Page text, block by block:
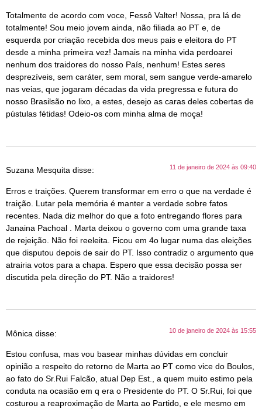
Totalmente de acordo com voce, Fessô Valter! Nossa, pra lá de
totalmente! Sou meio jovem ainda, não filiada ao PT e, de
esquerda por criação recebida dos meus pais e eleitora do PT
desde a minha primeira vez! Jamais na minha vida perdoarei
nenhum dos traidores do nosso País, nenhum! Estes seres
desprezíveis, sem caráter, sem moral, sem sangue verde-amarelo
nas veias, que jogaram décadas da vida pregressa e futura do
nosso Brasilsão no lixo, a estes, desejo as caras deles cobertas de
pústulas fétidas! Odeio-os com minha alma de moça!
Suzana Mesquita disse: 11 de janeiro de 2024 às 09:40
Erros e traições. Querem transformar em erro o que na verdade é
traição. Lutar pela memória é manter a verdade sobre fatos
recentes. Nada diz melhor do que a foto entregando flores para
Janaina Pachoal . Marta deixou o governo com uma grande taxa
de rejeição. Não foi reeleita. Ficou em 4o lugar numa das eleições
que disputou depois de sair do PT. Isso contradiz o argumento que
atrairia votos para a chapa. Espero que essa decisão possa ser
discutida pela direção do PT. Não a traidores!
Mônica disse: 10 de janeiro de 2024 às 15:55
Estou confusa, mas vou basear minhas dúvidas em concluir
opinião a respeito do retorno de Marta ao PT como vice do Boulos,
ao fato do Sr.Rui Falcão, atual Dep Est., a quem muito estimo pela
conduta na ocasião em q era o Presidente do PT. O Sr.Rui, foi que
costurou a reaproximação de Marta ao Partido, e ele mesmo em